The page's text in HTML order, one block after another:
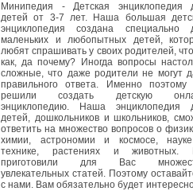
Минипедия - Детская энциклопедия
детей от 3-7 лет. Наша большая
энциклопедия создана специально
маленьких и любопытных детей,
любят спрашивать у своих родителей,
как, да почему? Иногда вопросы
сложные, что даже родители не могут
правильного ответа. Именно
решили создать детскую
энциклопедию. Наша энциклопедия
детей, дошкольников и школьников,
ответить на множество вопросов о
химии, астрономии и космосе,
технике, растениях и животных.
приготовили для Вас
увлекательных статей. Поэтому
с нами. Вам обязательно будет